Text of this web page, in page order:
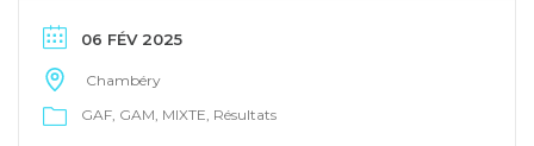
06 FÉV 2025
Chambéry
GAF GAM MIXTE Résultats